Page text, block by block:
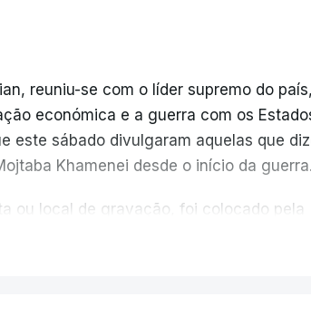
reuniu-se com o líder supremo do país,
económica e a guerra com os
este sábado divulgaram aquelas que
Khamenei desde o início da guerra.
ou local de gravação, foi colocado pela
passado matou o pai, o ayatollah